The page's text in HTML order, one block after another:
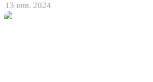
13 янв. 2024